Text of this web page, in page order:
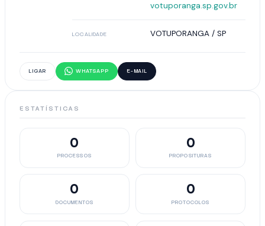
votuporanga.sp.gov.br
LOCALIDADE VOTUPORANGA / SP
LIGAR WHATSAPP E-MAIL
ESTATÍSTICAS
0
PROCESSOS
0
PROPOSITURAS
0
DOCUMENTOS
0
PROTOCOLOS